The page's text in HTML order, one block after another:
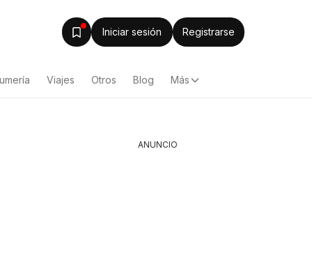
Iniciar sesión Registrarse
Viajes Otros Blog Más
ANUNCIO